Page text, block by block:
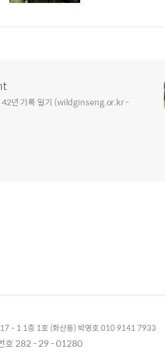
42년 기록 일기 (wildginseng.or.kr -
- 1 1층 1호 (화산동) 박영호 010 9141 7933
호 282 - 29 - 01280